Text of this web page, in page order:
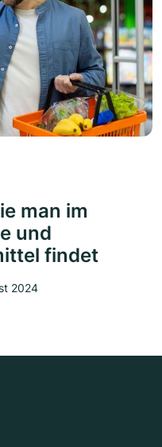
man im
und
findet
2024